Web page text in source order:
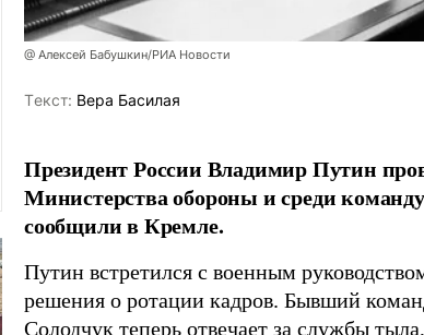
@ Алексей Бабушкин/РИА Новости
Tекст: Вера Басилая
Президент России Владимир Путин
Министерства обороны и среди
сообщили в Кремле.
Путин встретился с военным
решения о ротации кадров. Бывший
Солодчук теперь отвечает за службы